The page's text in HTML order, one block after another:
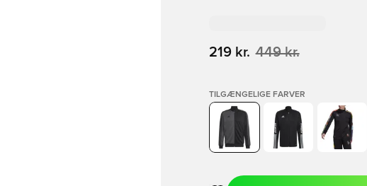
219 kr. 449 kr.
TILGÆNGELIGE FARVER